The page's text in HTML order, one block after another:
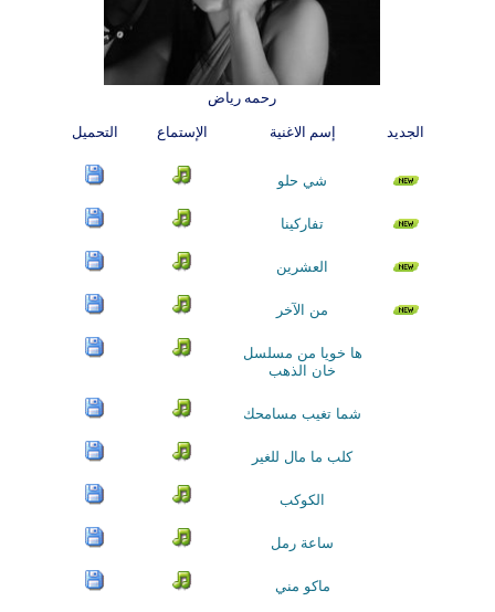
رحمه رياض
الجديد إسم الاغنية الإستماع التحميل
شي حلو
تفاركينا
العشرين
من الآخر
ها خويا من مسلسل
خان الذهب
شما تغيب مسامحك
كلب ما مال للغير
الكوكب
ساعة رمل
ماكو مني